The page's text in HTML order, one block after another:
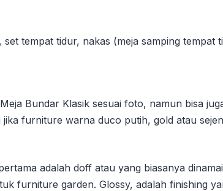
tempat tidur, nakas (meja samping tempat
Bundar Klasik sesuai foto, namun bisa
furniture warna duco putih, gold atau
adalah doff atau yang biasanya
furniture garden. Glossy, adalah finishing